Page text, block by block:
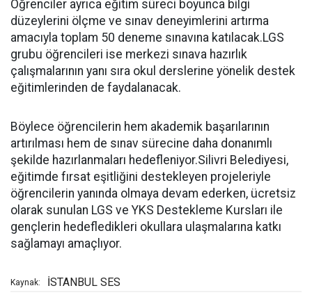
Öğrenciler ayrıca eğitim süreci boyunca bilgi
düzeylerini ölçme ve sınav deneyimlerini artırma
amacıyla toplam 50 deneme sınavına katılacak.LGS
grubu öğrencileri ise merkezi sınava hazırlık
çalışmalarının yanı sıra okul derslerine yönelik destek
eğitimlerinden de faydalanacak.
Böylece öğrencilerin hem akademik başarılarının
artırılması hem de sınav sürecine daha donanımlı
şekilde hazırlanmaları hedefleniyor.Silivri Belediyesi,
eğitimde fırsat eşitliğini destekleyen projeleriyle
öğrencilerin yanında olmaya devam ederken, ücretsiz
olarak sunulan LGS ve YKS Destekleme Kursları ile
gençlerin hedefledikleri okullara ulaşmalarına katkı
sağlamayı amaçlıyor.
Kaynak: İSTANBUL SES